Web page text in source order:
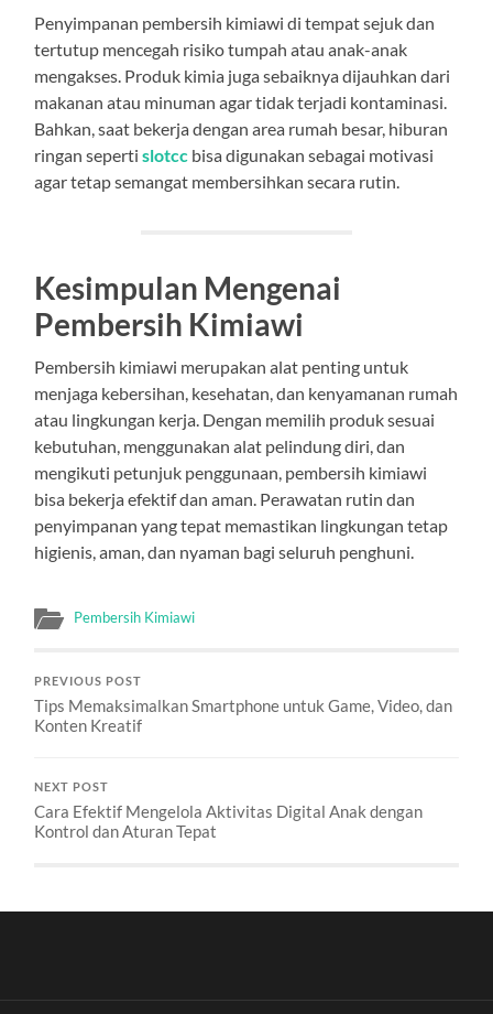
Penyimpanan pembersih kimiawi di tempat sejuk dan
tertutup mencegah risiko tumpah atau anak-anak
mengakses. Produk kimia juga sebaiknya dijauhkan dari
makanan atau minuman agar tidak terjadi kontaminasi.
Bahkan, saat bekerja dengan area rumah besar, hiburan
ringan sepertislotcc bisa digunakan sebagai motivasi
agar tetap semangat membersihkan secara rutin.
Kesimpulan Mengenai
Pembersih Kimiawi
Pembersih kimiawi merupakan alat penting untuk
menjaga kebersihan, kesehatan, dan kenyamanan rumah
atau lingkungan kerja. Dengan memilih produk sesuai
kebutuhan, menggunakan alat pelindung diri, dan
mengikuti petunjuk penggunaan, pembersih kimiawi
bisa bekerja efektif dan aman. Perawatan rutin dan
penyimpanan yang tepat memastikan lingkungan tetap
higienis, aman, dan nyaman bagi seluruh penghuni.
Pembersih Kimiawi
PREVIOUS POST
Tips Memaksimalkan Smartphone untuk Game, Video, dan
Konten Kreatif
NEXT POST
Cara Efektif Mengelola Aktivitas Digital Anak dengan
Kontrol dan Aturan Tepat